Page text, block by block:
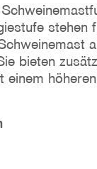
stehen
bieten
einem